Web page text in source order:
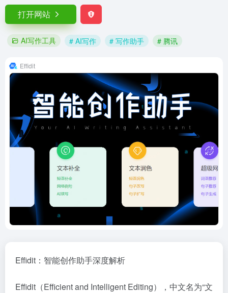
打开网站
AI写作工具 # AI写作 # 写作助手 # 腾讯
Effidit
Effidit：智能创作助手深度解析
Effidit（Efficient and Intelligent Editing），中文名为“文